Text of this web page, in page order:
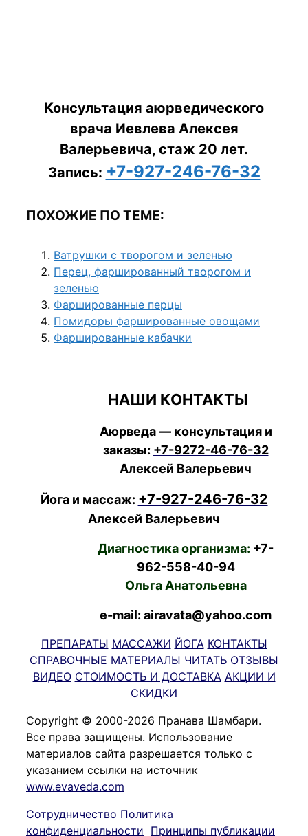
Консультация аюрведического
врача Иевлева Алексея
Валерьевича, стаж 20 лет.
Запись: +7-927-246-76-32
ПОХОЖИЕ ПО ТЕМЕ:
Ватрушки с творогом и зеленью
Перец, фаршированный творогом и
зеленью
Фаршированные перцы
Помидоры фаршированные овощами
Фаршированные кабачки
НАШИ КОНТАКТЫ
Аюрведа — консультация и
заказы: +7-9272-46-76-32
Алексей Валерьевич
Йога и массаж: +7-927-246-76-32
Алексей Валерьевич
Диагностика организма: +7-
962-558-40-94
Ольга Анатольевна
e-mail: airavata@yahoo.com
ПРЕПАРАТЫ МАССАЖИ ЙОГА КОНТАКТЫ
СПРАВОЧНЫЕ МАТЕРИАЛЫ ЧИТАТЬ ОТЗЫВЫ
ВИДЕО СТОИМОСТЬ И ДОСТАВКА АКЦИИ И
СКИДКИ
Copyright © 2000-2026 Пранава Шамбари.
Все права защищены. Использование
материалов сайта разрешается только с
указанием ссылки на источник
www.evaveda.com
Сотрудничество Политика
конфиденциальности Принципы публикации